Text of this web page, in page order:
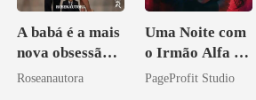
A babá é a mais
nova obsessão
do CEO
Roseanautora
Uma Noite com
o Irmão Alfa do
Meu Ex
PageProfit Studio